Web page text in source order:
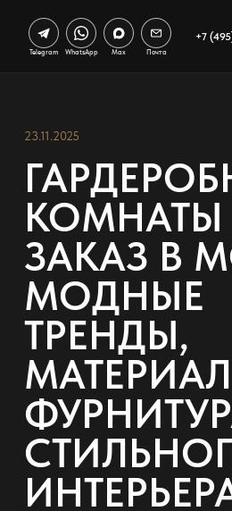
+7
Telegram WhatsApp Max Почта
23.11.2025
КОМНАТЫ
ЗАКАЗ В
МОДНЫЕ
ТРЕНДЫ,